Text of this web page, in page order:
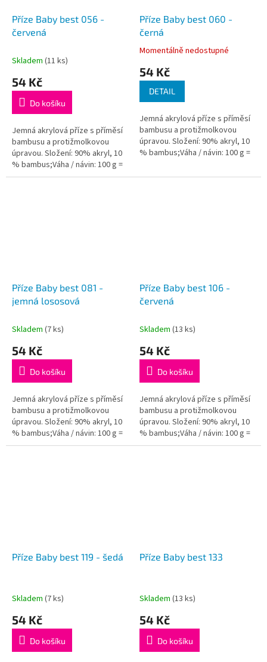
Příze Baby best 056 -
červená
Skladem (11 ks)
54 Kč
Do košíku
Jemná akrylová příze s příměsí
bambusu a protižmolkovou
úpravou. Složení: 90% akryl, 10
% bambus;Váha / návin: 100 g =
240 m;Doporučená velikost
Příze Baby best 060 -
černá
Průměrné
produktu
5
hvězdiček.
Momentálně nedostupné
54 Kč
DETAIL
Jemná akrylová příze s příměsí
bambusu a protižmolkovou
úpravou. Složení: 90% akryl, 10
% bambus;Váha / návin: 100 g =
jehlic / háčku: 4 - 5...
Příze Baby best 081 -
jemná lososová
Skladem (7 ks)
54 Kč
Do košíku
Jemná akrylová příze s příměsí
bambusu a protižmolkovou
úpravou. Složení: 90% akryl, 10
% bambus;Váha / návin: 100 g =
240 m;Doporučená velikost
Příze Baby best 106 -
červená
Skladem (13 ks)
54 Kč
Do košíku
Jemná akrylová příze s příměsí
bambusu a protižmolkovou
úpravou. Složení: 90% akryl, 10
% bambus;Váha / návin: 100 g =
240 m;Doporučená velikost
Příze Baby best 119 - šedá
Skladem (7 ks)
54 Kč
Do košíku
Příze Baby best 133
Skladem (13 ks)
54 Kč
Do košíku